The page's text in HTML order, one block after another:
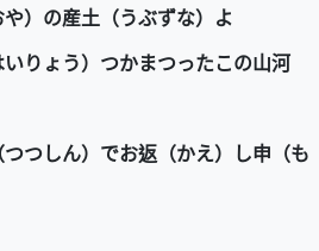
）の産土（うぶずな）よ
りょう）つかまつったこの山河
つしん）でお返（かえ）し申（も